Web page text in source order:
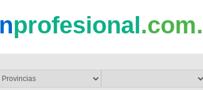
profesional